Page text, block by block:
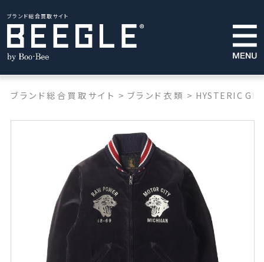
ブランド総合買取サイト
ブランド総合買取サイト > ブランド衣類 > HYSTERIC